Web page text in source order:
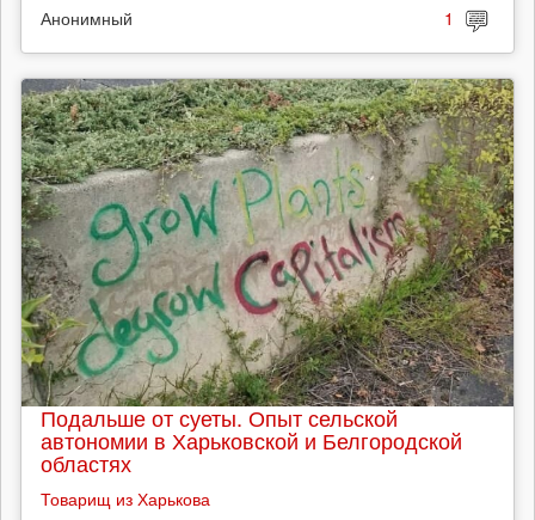
Анонимный 1
Подальше от суеты. Опыт сельской
автономии в Харьковской и Белгородской
областях
Товарищ из Харькова